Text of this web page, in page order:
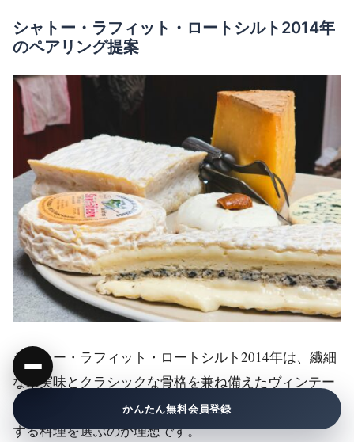
シャトー・ラフィット・ロートシルト2014年
のペアリング提案
シャトー・ラフィット・ロートシルト2014年は、繊細
な果実味とクラシックな骨格を兼ね備えたヴィンテー
ジであり、ペアリングには「上品さと奥行き」に調和
する料理を選ぶのが理想です。
かんたん無料会員登録